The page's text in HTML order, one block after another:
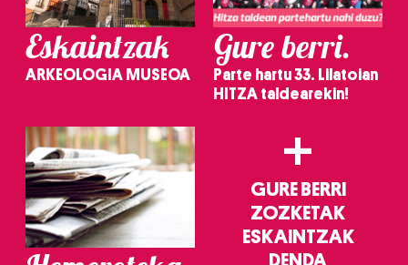
Eskaintzak
ARKEOLOGIA MUSEOA
Gure berri.
Parte hartu 33. Lilatoian
HITZA taldearekin!
+
GURE BERRI
ZOZKETAK
ESKAINTZAK
DENDA